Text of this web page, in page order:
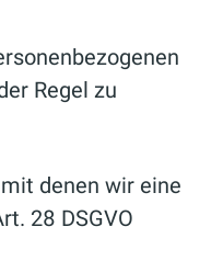
Regel zu
denen wir eine
28 DSGVO